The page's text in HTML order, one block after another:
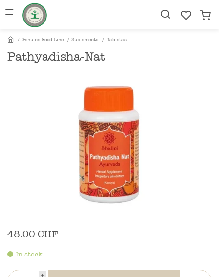
Skip to main content
Genuine Food Line Suplemento Tabletas
Pathyadisha-Nat
48.00 CHF
In stock